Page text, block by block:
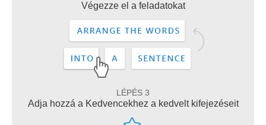
Végezze el a feladatokat
LÉPÉS 3
Adja hozzá a Kedvencekhez a kedvelt kifejezéseit